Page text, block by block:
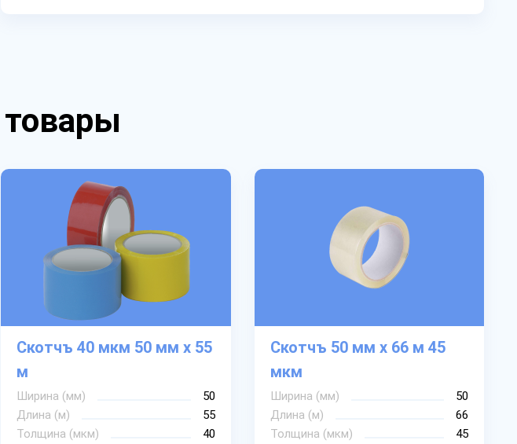
Скотчъ 40 мкм 50 мм х 55
м
Ширина (мм)
50
Длина (м)
55
Толщина (мкм)
40
Скотчъ 50 мм х 66 м 45
мкм
Ширина (мм)
50
Длина (м)
66
Толщина (мкм)
45